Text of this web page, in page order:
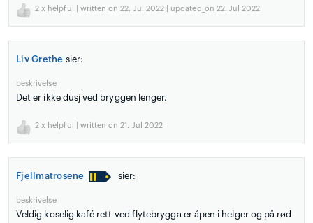
2 x helpful | written on 22. Jul 2022 | updated_on 22. Jul 2022
Liv Grethe sier:
beskrivelse
Det er ikke dusj ved bryggen lenger.
2 x helpful | written on 21. Jul 2022
Fjellmatrosene sier:
beskrivelse
Veldig koselig kafé rett ved flytebrygga er åpen i helger og på rød-